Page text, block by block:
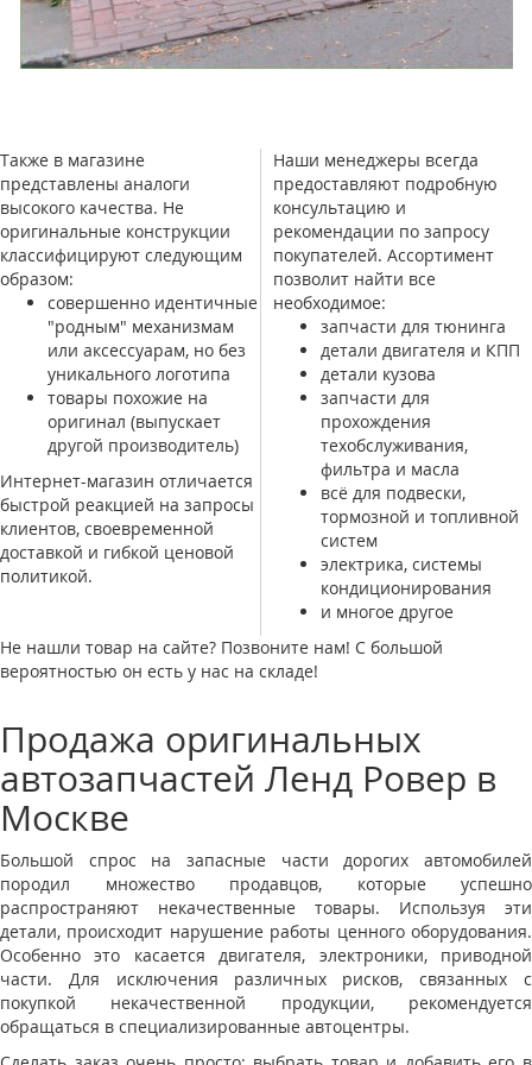
Также в магазине
представлены аналоги
высокого качества. Не
оригинальные конструкции
классифицируют следующим
образом:
совершенно идентичные
"родным" механизмам
или аксессуарам, но без
уникального логотипа
товары похожие на
оригинал (выпускает
другой производитель)
Интернет-магазин отличается
быстрой реакцией на запросы
клиентов, своевременной
доставкой и гибкой ценовой
политикой.
Наши менеджеры всегда
предоставляют подробную
консультацию и
рекомендации по запросу
покупателей. Ассортимент
позволит найти все
необходимое:
запчасти для тюнинга
детали двигателя и КПП
детали кузова
запчасти для
прохождения
техобслуживания,
фильтра и масла
всё для подвески,
тормозной и топливной
систем
электрика, системы
кондиционирования
и многое другое
Не нашли товар на сайте? Позвоните нам! С большой
вероятностью он есть у нас на складе!
Продажа оригинальных
автозапчастей Ленд Ровер в
Москве
Большой спрос на запасные части дорогих автомобилей
породил множество продавцов, которые успешно
распространяют некачественные товары. Используя эти
детали, происходит нарушение работы ценного оборудования.
Особенно это касается двигателя, электроники, приводной
части. Для исключения различных рисков, связанных с
покупкой некачественной продукции, рекомендуется
обращаться в специализированные автоцентры.